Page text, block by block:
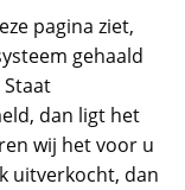
pagina ziet,
gehaald
dan ligt het
wij het voor u
uitverkocht, dan